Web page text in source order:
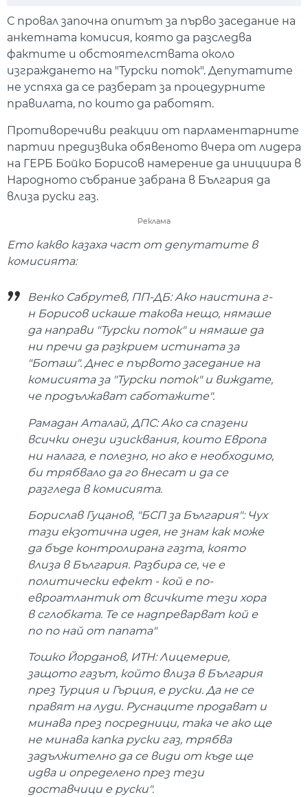
С провал започна опитът за първо заседание на
анкетната комисия, която да разследва
фактите и обстоятелствата около
изграждането на "Турски поток". Депутатите
не успяха да се разберат за процедурните
правилата, по които да работят.
Противоречиви реакции от парламентарните
партии предизвика обявеното вчера от лидера
на ГЕРБ Бойко Борисов намерение да инициира в
Народното събрание забрана в България да
влиза руски газ.
Реклама
Ето какво казаха част от депутатите в
комисията:
Венко Сабрутев, ПП-ДБ: Ако наистина г-
н Борисов искаше такова нещо, нямаше
да направи "Турски поток" и нямаше да
ни пречи да разкрием истината за
"Боташ". Днес е първото заседание на
комисията за "Турски поток" и виждате,
че продължават саботажите".
Рамадан Аталай, ДПС: Ако са спазени
всички онези изисквания, които Европа
ни налага, е полезно, но ако е необходимо,
би трябвало да го внесат и да се
разгледа в комисията.
Борислав Гуцанов, "БСП за България": Чух
тази екзотична идея, не знам как може
да бъде контролирана газта, която
влиза в България. Разбира се, че е
политически ефект - кой е по-
евроатлантик от всичките тези хора
в сглобката. Те се надпреварват кой е
по по най от папата"
Тошко Йорданов, ИТН: Лицемерие,
защото газът, който влиза в България
през Турция и Гърция, е руски. Да не се
правят на луди. Руснаците продават и
минава през посредници, така че ако ще
не минава капка руски газ, трябва
задължително да се види от къде ще
идва и определено през тези
доставчици е руски".